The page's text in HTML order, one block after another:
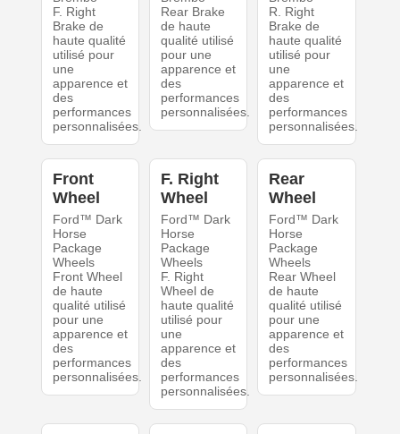
F. Right
Brake de
haute qualité
utilisé pour
une
apparence et
des
performances
personnalisées.
Rear Brake
de haute
qualité utilisé
pour une
apparence et
des
performances
personnalisées.
R. Right
Brake de
haute qualité
utilisé pour
une
apparence et
des
performances
personnalisées.
Front
Wheel
Ford™ Dark
Horse
Package
Wheels
Front Wheel
de haute
qualité utilisé
pour une
apparence et
des
performances
personnalisées.
F. Right
Wheel
Ford™ Dark
Horse
Package
Wheels
F. Right
Wheel de
haute qualité
utilisé pour
une
apparence et
des
performances
personnalisées.
Rear
Wheel
Ford™ Dark
Horse
Package
Wheels
Rear Wheel
de haute
qualité utilisé
pour une
apparence et
des
performances
personnalisées.